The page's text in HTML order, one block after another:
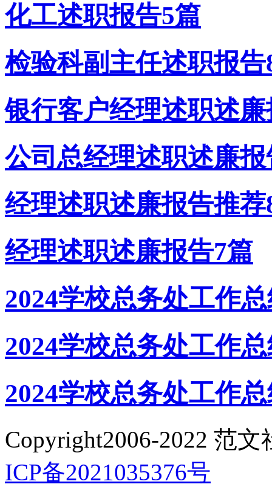
化工述职报告5篇
检验科副主任述职报告
银行客户经理述职述
公司总经理述职述廉报
经理述职述廉报告推荐
经理述职述廉报告7篇
2024学校总务处工作
2024学校总务处工作
2024学校总务处工作
Copyright2006-2022 范
ICP备2021035376号